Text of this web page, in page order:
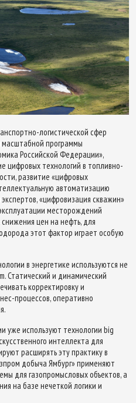
логистической сфер
программы
Российской Федерации»,
цифровых технологий в топливно-
развитие «цифровых
автоматизацию
«цифровизация скважин»
месторождений
цен на нефть, для
этот фактор играет особую
в энергетике используются не
Статический и динамический
корректировку и
процессов, оперативно
уже используют технологии big
интеллекта для
расширять эту практику в
добыча Ямбург» применяют
для газопромысловых объектов, а
на базе нечеткой логики и